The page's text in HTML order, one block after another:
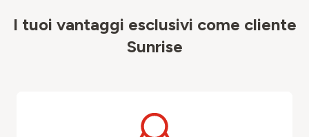
I tuoi vantaggi esclusivi come cliente
Sunrise